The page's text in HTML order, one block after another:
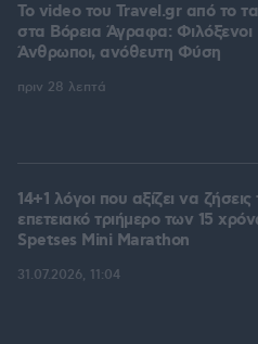
To video του Travel.gr από το
στα Βόρεια Άγραφα: Φιλόξενοι
Άνθρωποι, ανόθευτη Φύση
πριν 28 λεπτά
14+1 λόγοι που αξίζει να ζήσεις
επετειακό τριήμερο των 15
Spetses Mini Marathon
31.07.2026, 11:04